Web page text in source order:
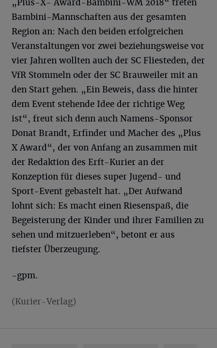
„Plus-X- Award-Bambini-WM 2018“ treten
Bambini-Mannschaften aus der gesamten
Region an: Nach den beiden erfolgreichen
Veranstaltungen vor zwei beziehungsweise vor
vier Jahren wollten auch der SC Fliesteden, der
VfR Stommeln oder der SC Brauweiler mit an
den Start gehen. „Ein Beweis, dass die hinter
dem Event stehende Idee der richtige Weg
ist“, freut sich denn auch Namens-Sponsor
Donat Brandt, Erfinder und Macher des „Plus
X Award“, der von Anfang an zusammen mit
der Redaktion des Erft-Kurier an der
Konzeption für dieses super Jugend- und
Sport-Event gebastelt hat. „Der Aufwand
lohnt sich: Es macht einen Riesenspaß, die
Begeisterung der Kinder und ihrer Familien zu
sehen und mitzuerleben“, betont er aus
tiefster Überzeugung.
-gpm.
(Kurier-Verlag)